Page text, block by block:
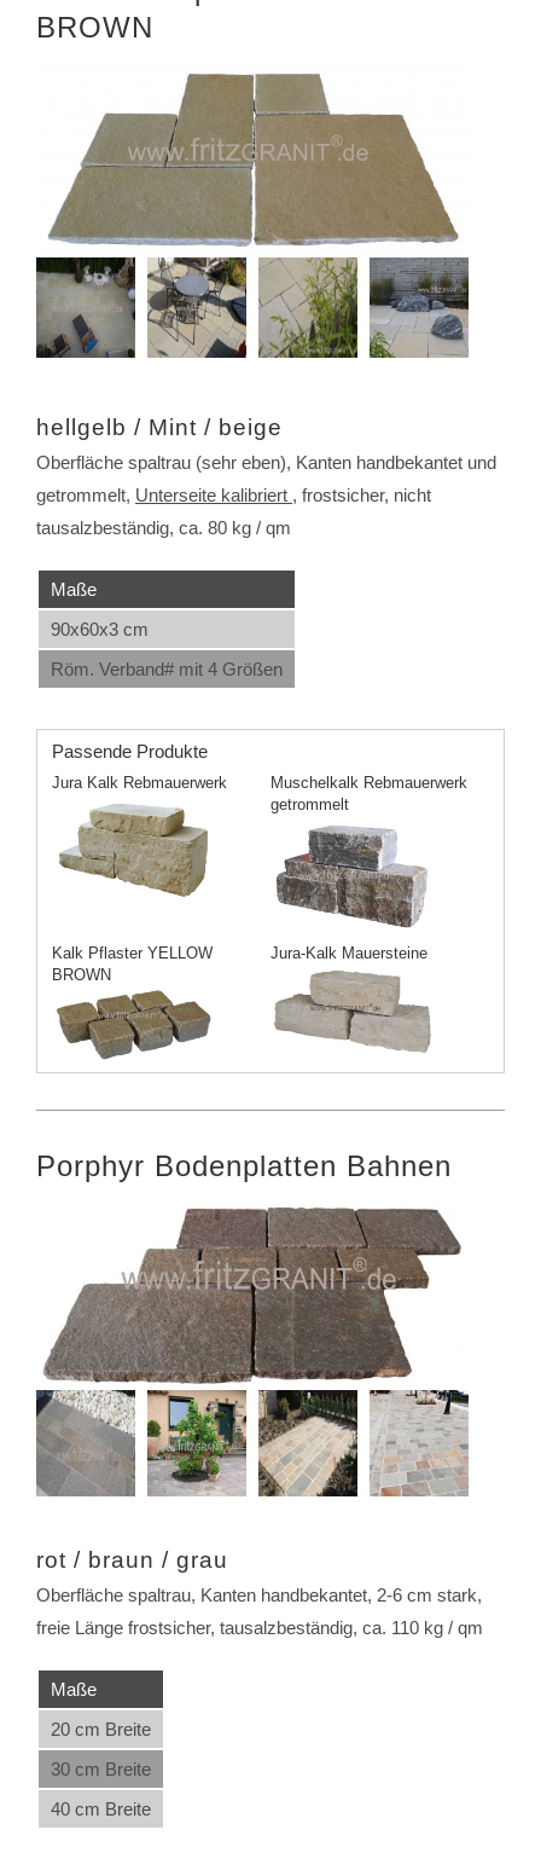
BROWN
hellgelb / Mint / beige
Oberfläche spaltrau (sehr eben), Kanten handbekantet und
getrommelt, Unterseite kalibriert , frostsicher, nicht
tausalzbeständig, ca. 80 kg / qm
Maße
90x60x3 cm
Röm. Verband# mit 4 Größen
Passende Produkte
Jura Kalk Rebmauerwerk
Muschelkalk Rebmauerwerk
getrommelt
Kalk Pflaster YELLOW
BROWN
Jura-Kalk Mauersteine
Porphyr Bodenplatten Bahnen
rot / braun / grau
Oberfläche spaltrau, Kanten handbekantet, 2-6 cm stark,
freie Länge frostsicher, tausalzbeständig, ca. 110 kg / qm
Maße
20 cm Breite
30 cm Breite
40 cm Breite